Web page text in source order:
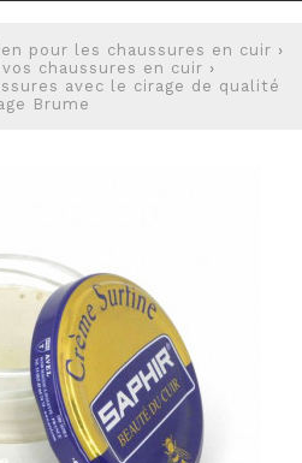
pour les chaussures en cuir ›
chaussures en cuir ›
avec le cirage de qualité
Brume